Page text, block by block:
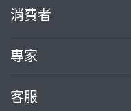
消費者
專家
客服